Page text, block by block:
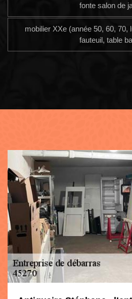
fonte salon de
mobilier XXe (année 50, 60, 70,
fauteuil, table